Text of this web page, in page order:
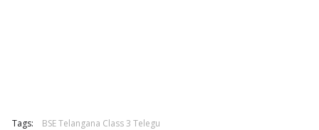
Tags: BSE Telangana Class 3 Telegu